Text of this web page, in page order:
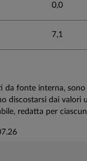
0,0
7,1
da fonte interna,
discostarsi dai valori
redatta per